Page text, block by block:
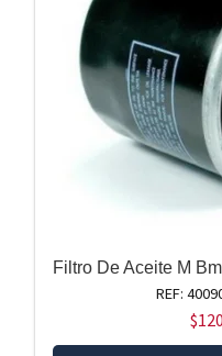
Filtro De Aceite M
REF:
$